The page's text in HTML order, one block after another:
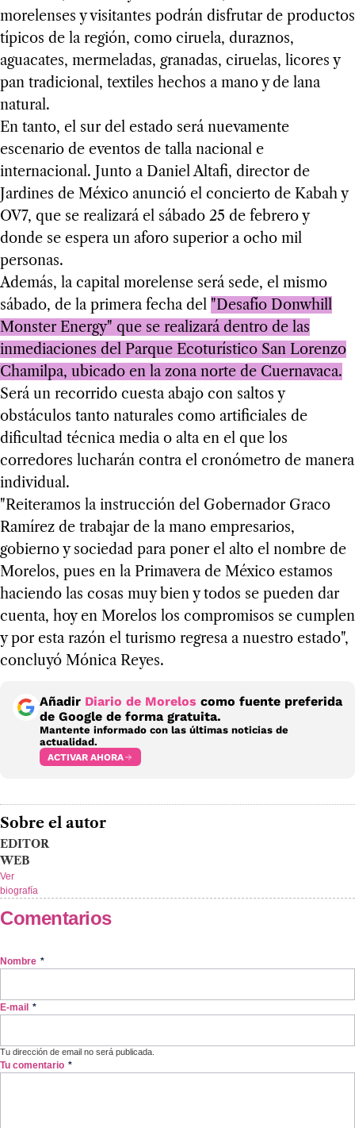
morelenses y visitantes podrán disfrutar de productos
típicos de la región, como ciruela, duraznos,
aguacates, mermeladas, granadas, ciruelas, licores y
pan tradicional, textiles hechos a mano y de lana
natural.
En tanto, el sur del estado será nuevamente
escenario de eventos de talla nacional e
internacional. Junto a Daniel Altafi, director de
Jardines de México anunció el concierto de Kabah y
OV7, que se realizará el sábado 25 de febrero y
donde se espera un aforo superior a ocho mil
personas.
Además, la capital morelense será sede, el mismo
sábado, de la primera fecha del "Desafío Donwhill
Monster Energy" que se realizará dentro de las
inmediaciones del Parque Ecoturístico San Lorenzo
Chamilpa, ubicado en la zona norte de Cuernavaca.
Será un recorrido cuesta abajo con saltos y
obstáculos tanto naturales como artificiales de
dificultad técnica media o alta en el que los
corredores lucharán contra el cronómetro de manera
individual.
"Reiteramos la instrucción del Gobernador Graco
Ramírez de trabajar de la mano empresarios,
gobierno y sociedad para poner el alto el nombre de
Morelos, pues en la Primavera de México estamos
haciendo las cosas muy bien y todos se pueden dar
cuenta, hoy en Morelos los compromisos se cumplen
y por esta razón el turismo regresa a nuestro estado",
concluyó Mónica Reyes.
Añadir Diario de Morelos como fuente preferida
de Google de forma gratuita.
Mantente informado con las últimas noticias de
actualidad.
ACTIVAR AHORA
Sobre el autor
EDITOR
WEB
Ver
biografía
Comentarios
Nombre *
E-mail *
Tu dirección de email no será publicada.
Tu comentario *